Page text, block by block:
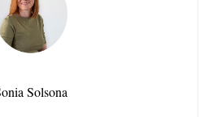
Solsona